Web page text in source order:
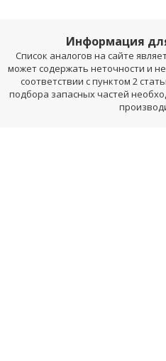
Информация
Список аналогов на сайте
может содержать неточности и
соответствии с пунктом 2
подбора запасных частей